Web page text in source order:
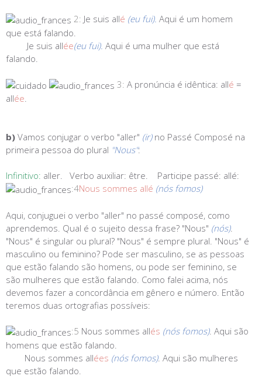
2: Je suis allé (eu fui). Aqui é um homem
que está falando.
Je suis allée(eu fui). Aqui é uma mulher que está
falando.
3: A pronúncia é idêntica: allé =
allée.
b) Vamos conjugar o verbo "aller" (ir)no Passé Composé na
primeira pessoa do plural "Nous":
Infinitivo: aller. Verbo auxiliar: être. Participe passé: allé:
:4Nous sommes allé (nós fomos)
Aqui, conjuguei o verbo "aller" no passé composé, como
aprendemos. Qual é o sujeito dessa frase? "Nous" (nós).
"Nous" é singular ou plural? "Nous" é sempre plural. "Nous" é
masculino ou feminino? Pode ser masculino, se as pessoas
que estão falando são homens, ou pode ser feminino, se
são mulheres que estão falando. Como falei acima, nós
devemos fazer a concordância em gênero e número. Então
teremos duas ortografias possíveis:
:5 Nous sommes allés (nós fomos). Aqui são
homens que estão falando.
Nous sommes allées (nós fomos). Aqui são mulheres
que estão falando.